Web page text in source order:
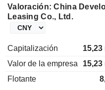
Valoración: China
Leasing Co., Ltd.
Capitalización 15,23
Valor de la empresa
15,23
Flotante